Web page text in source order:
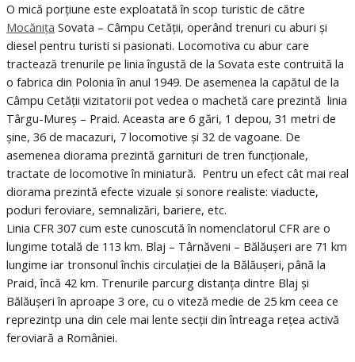
O mică porțiune este exploatată în scop turistic de către
Mocănița Sovata – Câmpu Cetății, operând trenuri cu aburi și
diesel pentru turisti si pasionati. Locomotiva cu abur care
tractează trenurile pe linia îngustă de la Sovata este contruită la
o fabrica din Polonia în anul 1949. De asemenea la capătul de la
Câmpu Cetății vizitatorii pot vedea o machetă care prezintă linia
Târgu-Mureș – Praid. Aceasta are 6 gări, 1 depou, 31 metri de
șine, 36 de macazuri, 7 locomotive și 32 de vagoane. De
asemenea diorama prezintă garnituri de tren funcționale,
tractate de locomotive în miniatură. Pentru un efect cât mai real
diorama prezintă efecte vizuale și sonore realiste: viaducte,
poduri feroviare, semnalizări, bariere, etc.
Linia CFR 307 cum este cunoscută în nomenclatorul CFR are o
lungime totală de 113 km. Blaj – Târnăveni – Bălăușeri are 71 km
lungime iar tronsonul închis circulației de la Bălăușeri, până la
Praid, încă 42 km. Trenurile parcurg distanța dintre Blaj și
Bălăușeri în aproape 3 ore, cu o viteză medie de 25 km ceea ce
reprezintp una din cele mai lente secții din întreaga rețea activă
feroviară a României.